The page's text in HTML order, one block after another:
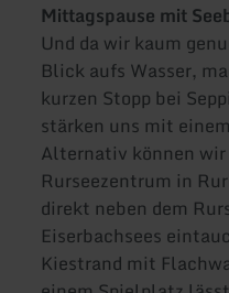
Mittagspause mit
Und da wir kaum
Blick aufs Wasser,
kurzen Stopp bei
stärken uns mit
Alternativ können
Rurseezentrum in
direkt neben dem
Eiserbachsees
Kiestrand mit